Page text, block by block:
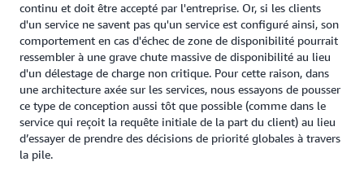
continu et doit être accepté par l'entreprise. Or, si les clients
d'un service ne savent pas qu'un service est configuré ainsi, son
comportement en cas d'échec de zone de disponibilité pourrait
ressembler à une grave chute massive de disponibilité au lieu
d'un délestage de charge non critique. Pour cette raison, dans
une architecture axée sur les services, nous essayons de pousser
ce type de conception aussi tôt que possible (comme dans le
service qui reçoit la requête initiale de la part du client) au lieu
d’essayer de prendre des décisions de priorité globales à travers
la pile.